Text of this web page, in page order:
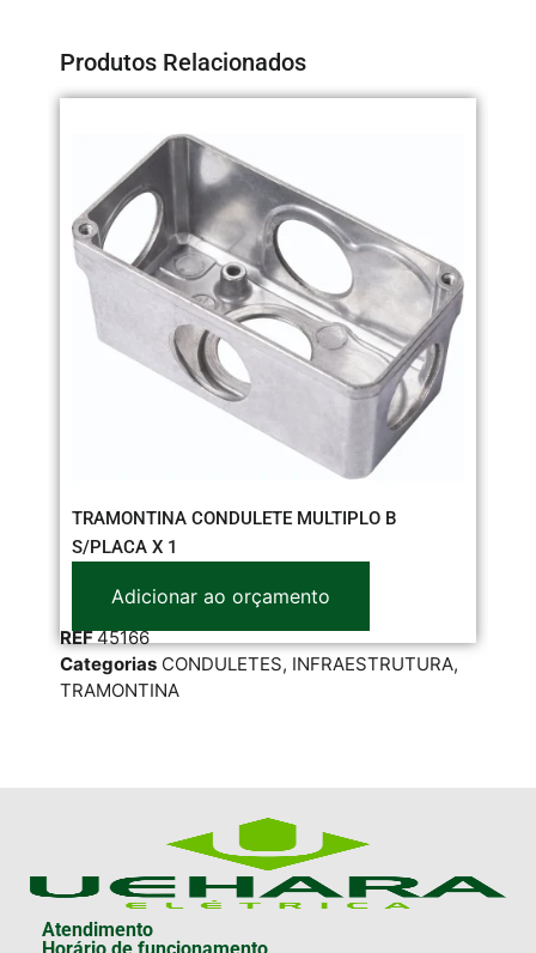
Produtos Relacionados
TRAMONTINA CONDULETE MULTIPLO B
S/PLACA X 1
Adicionar ao orçamento
REF45166
Categorias CONDULETES, INFRAESTRUTURA,
TRAMONTINA
Atendimento
Horário de funcionamento